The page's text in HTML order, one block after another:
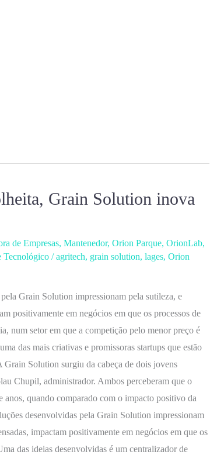
Grain Solution inova
de Empresas, Mantenedor, Orion Parque, OrionLab,
Tecnológico /agritech, grain solution, lages, Orion
Grain Solution impressionam pela sutileza, e
positivamente em negócios em que os processos de
num setor em que a competição pelo menor preço é
das mais criativas e promissoras startups que estão
Solution surgiu da cabeça de dois jovens
Chupil, administrador. Ambos perceberam que o
anos, quando comparado com o impacto positivo da
desenvolvidas pela Grain Solution impressionam
impactam positivamente em negócios em que os
das ideias desenvolvidas é um centralizador de